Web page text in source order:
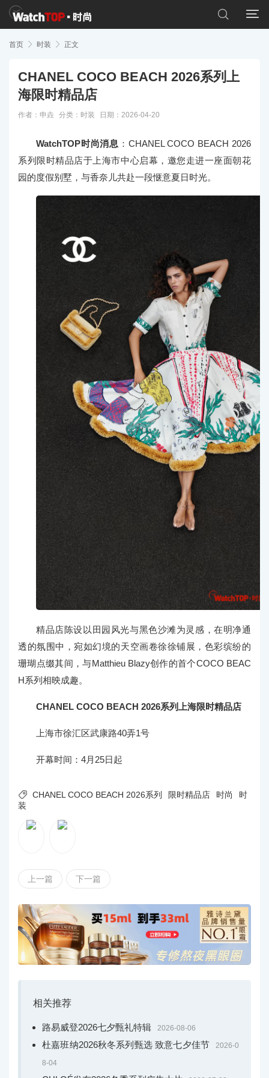


首页  时装  正文
CHANEL COCO BEACH 2026系列上
海限时精品店
作者：申垚 分类： 时装 日期：2026-04-20
WatchTOP时尚消息 ：CHANEL COCO BEACH 2026
系列限时精品店于上海市中心启幕，邀您走进一座面朝花
园的度假别墅，与香奈儿共赴一段惬意夏日时光。
精品店陈设以田园风光与黑色沙滩为灵感，在明净通
透的氛围中，宛如幻境的天空画卷徐徐铺展，色彩缤纷的
珊瑚点缀其间，与Matthieu Blazy创作的首个COCO BEAC
H系列相映成趣。
CHANEL COCO BEACH 2026系列上海限时精品店
上海市徐汇区武康路40弄1号
开幕时间：4月25日起
 CHANEL COCO BEACH 2026系列 限时精品店 时尚
时
装
上一篇 下一篇
相关推荐
路易威登2026七夕甄礼特辑 2026-08-06
杜嘉班纳2026秋冬系列甄选 致意七夕佳节 2026-0
8-04